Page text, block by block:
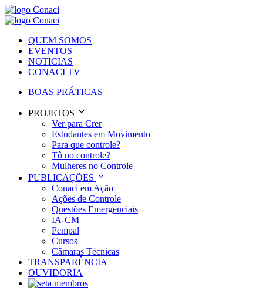
QUEM SOMOS
EVENTOS
NOTICIAS
CONACI TV
BOAS PRÁTICAS
PROJETOS
Ver para Crer
Estudantes em Movimento
Para que controle?
Tô no controle?
Mulheres no Controle
PUBLICAÇÕES
Conaci em Ação
Ações de Controle
Questões Emergenciais
IA-CM
Pempal
Cursos
Câmaras Técnicas
TRANSPARÊNCIA
OUVIDORIA